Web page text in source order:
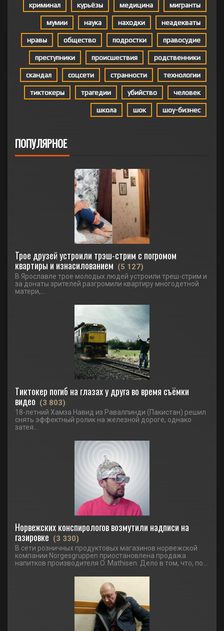
криминал курьёзы медицина мигранты
мумии наука находки неадекваты
нравы общество подростки правосудие
преступники происшествия родственники
скандал соцсети странности технологии
тиктокеры трагедии убийство человек
школа шок шоу-бизнес
ПОПУЛЯРНОЕ
Трое друзей устроили трэш-стрим с погромом
квартиры и изнасилованием (5 127)
В Ярославле трое молодых людей устроили треш-стрим и
за донаты зрителей разгромили квартиру многодетной
матери,...
Тиктокер погиб на глазах у друга во время съёмки
видео (3 803)
18-летний Хамза Навид из Равалпинди (Пакистан) решил
снять эффектный ролик на железной дороге, однако
затея...
Норвежских конспирологов возмутили надписи на
газировке (3 330)
В сети розничных продуктовых магазинов норвежской
компании Norgesgruppen приостановлена продажа
напитков производителя O. Mathisen. Дело в том, что, по...